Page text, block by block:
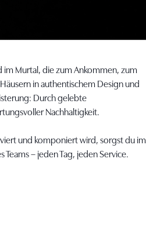
im Murtal, die zum Ankommen, zum
in authentischem Design und
Durch gelebte
Nachhaltigkeit.
und komponiert wird, sorgst du im
– jeden Tag, jeden Service.